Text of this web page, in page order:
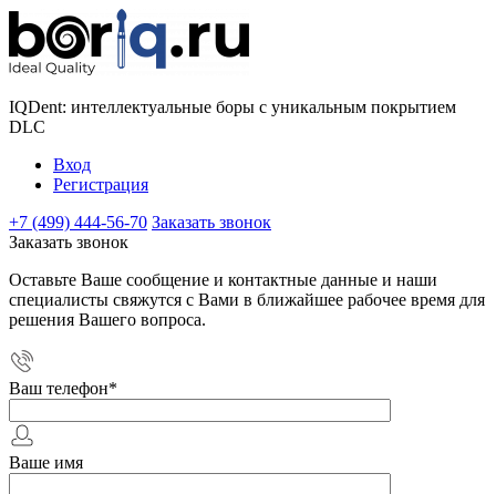
IQDent: интеллектуальные боры с уникальным покрытием
DLC
Вход
Регистрация
+7 (499) 444-56-70 Заказать звонок
Заказать звонок
Оставьте Ваше сообщение и контактные данные и наши
специалисты свяжутся с Вами в ближайшее рабочее время для
решения Вашего вопроса.
Ваш телефон*
Ваше имя